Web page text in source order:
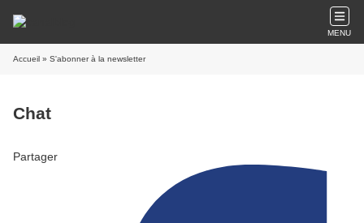
MENU
Accueil » S'abonner à la newsletter
Chat
Partager